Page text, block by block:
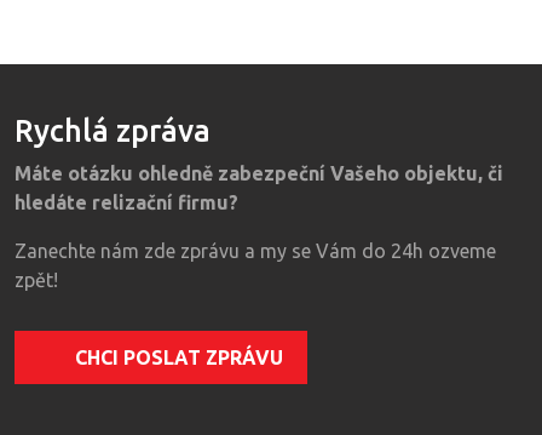
Rychlá zpráva
Máte otázku ohledně zabezpeční Vašeho objektu, či
hledáte relizační firmu?
Zanechte nám zde zprávu a my se Vám do 24h ozveme
zpět!
CHCI POSLAT ZPRÁVU